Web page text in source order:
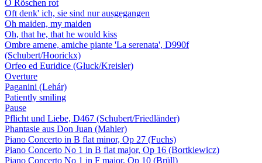
O Röschen rot
Oft denk' ich, sie sind nur ausgegangen
Oh maiden, my maiden
Oh, that he, that he would kiss
Ombre amene, amiche piante 'La serenata', D990f
(Schubert/Hoorickx)
Orfeo ed Euridice (Gluck/Kreisler)
Overture
Paganini (Lehár)
Patiently smiling
Pause
Pflicht und Liebe, D467 (Schubert/Friedländer)
Phantasie aus Don Juan (Mahler)
Piano Concerto in B flat minor, Op 27 (Fuchs)
Piano Concerto No 1 in B flat major, Op 16 (Bortkiewicz)
Piano Concerto No 1 in F major, Op 10 (Brüll)